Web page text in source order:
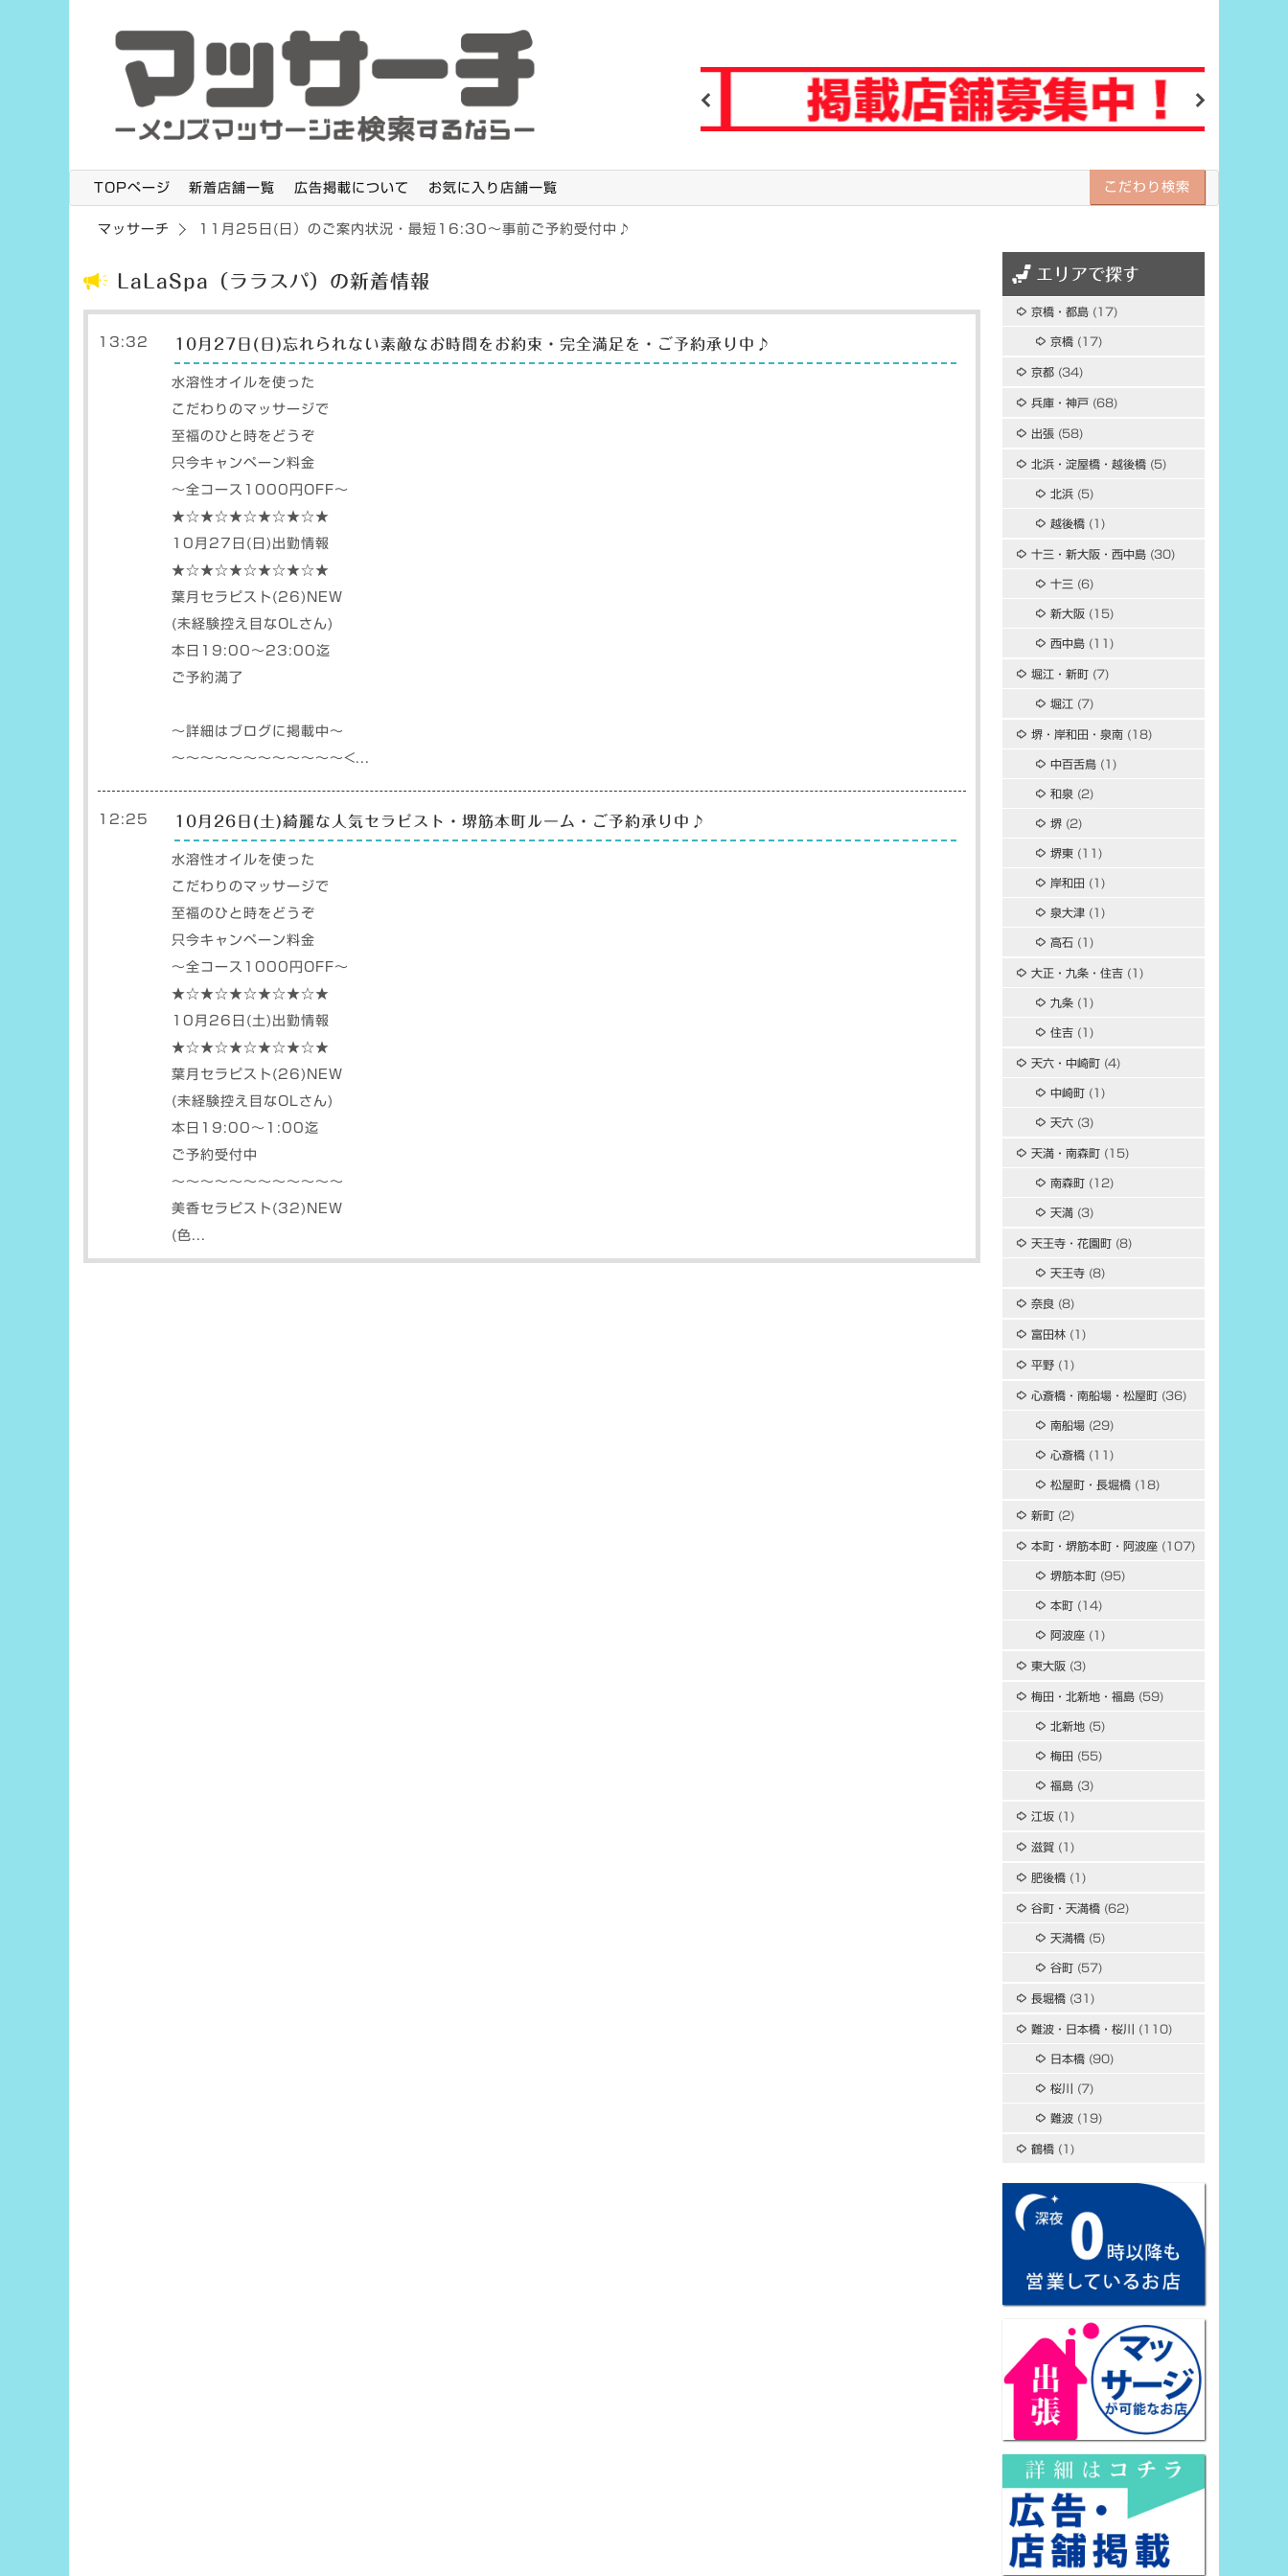
TOPページ 新着店舗一覧 広告掲載について お気に入り店舗一覧 こだわり検索
マッサーチ 11月25日(日）のご案内状況・最短16:30〜事前ご予約受付中♪
エリアで探す
京橋・都島 (17)
京橋 (17)
京都 (34)
兵庫・神戸 (68)
出張 (58)
北浜・淀屋橋・越後橋 (5)
北浜 (5)
越後橋 (1)
十三・新大阪・西中島 (30)
十三 (6)
新大阪 (15)
西中島 (11)
堀江・新町 (7)
堀江 (7)
堺・岸和田・泉南 (18)
中百舌鳥 (1)
和泉 (2)
堺 (2)
堺東 (11)
岸和田 (1)
泉大津 (1)
高石 (1)
大正・九条・住吉 (1)
九条 (1)
住吉 (1)
天六・中崎町 (4)
中崎町 (1)
天六 (3)
天満・南森町 (15)
南森町 (12)
天満 (3)
天王寺・花園町 (8)
天王寺 (8)
奈良 (8)
富田林 (1)
平野 (1)
心斎橋・南船場・松屋町 (36)
南船場 (29)
心斎橋 (11)
松屋町・長堀橋 (18)
新町 (2)
本町・堺筋本町・阿波座 (107)
堺筋本町 (95)
本町 (14)
阿波座 (1)
東大阪 (3)
梅田・北新地・福島 (59)
北新地 (5)
梅田 (55)
福島 (3)
江坂 (1)
滋賀 (1)
肥後橋 (1)
谷町・天満橋 (62)
天満橋 (5)
谷町 (57)
長堀橋 (31)
難波・日本橋・桜川 (110)
日本橋 (90)
桜川 (7)
難波 (19)
鶴橋 (1)
LaLaSpa（ララスパ）の新着情報
13:32 10月27日(日)忘れられない素敵なお時間をお約束・完全満足を・ご予約承り中♪
水溶性オイルを使った
こだわりのマッサージで
至福のひと時をどうぞ
只今キャンペーン料金
〜全コース1000円OFF〜
★☆★☆★☆★☆★☆★
10月27日(日)出勤情報
★☆★☆★☆★☆★☆★
葉月セラピスト(26)NEW
(未経験控え目なOLさん)
本日19:00〜23:00迄
ご予約満了
〜詳細はブログに掲載中〜
〜〜〜〜〜〜〜〜〜〜〜〜<...
12:25 10月26日(土)綺麗な人気セラピスト・堺筋本町ルーム・ご予約承り中♪
水溶性オイルを使った
こだわりのマッサージで
至福のひと時をどうぞ
只今キャンペーン料金
〜全コース1000円OFF〜
★☆★☆★☆★☆★☆★
10月26日(土)出勤情報
★☆★☆★☆★☆★☆★
葉月セラピスト(26)NEW
(未経験控え目なOLさん)
本日19:00〜1:00迄
ご予約受付中
〜〜〜〜〜〜〜〜〜〜〜〜
美香セラピスト(32)NEW
(色...